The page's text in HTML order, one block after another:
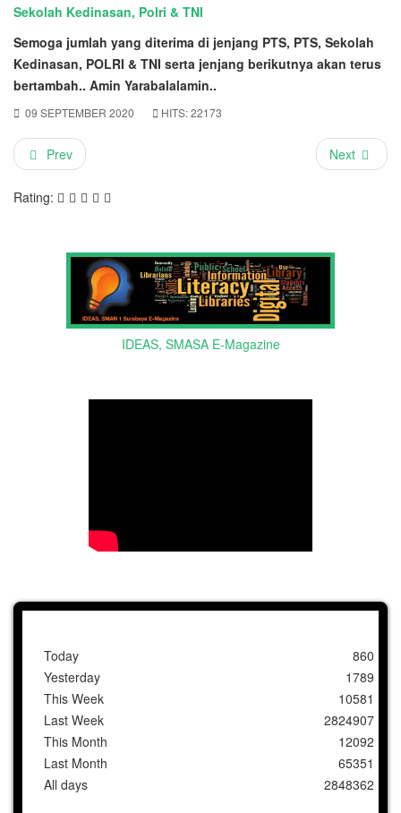
Sekolah Kedinasan, Polri & TNI
Semoga jumlah yang diterima di jenjang PTS, PTS, Sekolah
Kedinasan, POLRI & TNI serta jenjang berikutnya akan terus
bertambah.. Amin Yarabalalamin..
09 SEPTEMBER 2020 HITS: 22173
Prev Next
Rating:
IDEAS, SMASA E-Magazine
Today
Yesterday
This Week
Last Week
This Month
Last Month
All days
860
1789
10581
2824907
12092
65351
2848362